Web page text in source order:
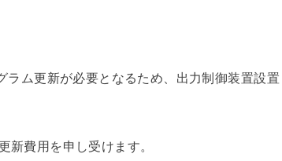
ム更新が必要となるため、出力制御装置設置
新費用を申し受けます。